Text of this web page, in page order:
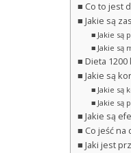
Co to jest
Jakie są
Jakie są
Jakie są
Dieta
Jakie są
Jakie są
Jakie są
Jakie są
Co jeść na
Jaki jest